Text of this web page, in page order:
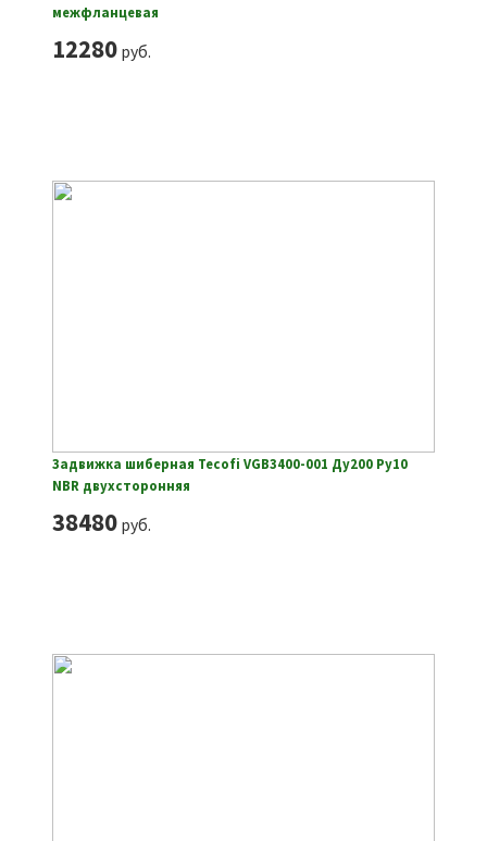
межфланцевая
12280руб.
Задвижка шиберная Tecofi VGB3400-001 Ду200 Ру10
NBR двухсторонняя
38480руб.